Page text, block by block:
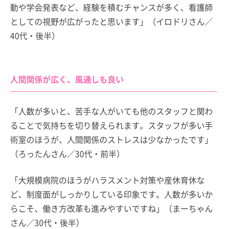
動や学会発表など、経験を積むチャンスが多く、看護師
としての視野が広がったと思います」（イロドリさん／
40代・後半）
人間関係が広く、風通しも良い
「人数が多いと、苦手な人がいても他のスタッフと関わ
ることで気持ちを切り替えられます。スタッフが多い手
術室のほうが、人間関係のストレスは少なかったです」
（ろったんさん／30代・前半）
「大規模病院のほうがハラスメント対策や産休育休な
ど、制度面がしっかりしている印象です。人数が多いか
らこそ、働き方改革も進みやすいですね」（まーちゃん
さん／30代・後半）